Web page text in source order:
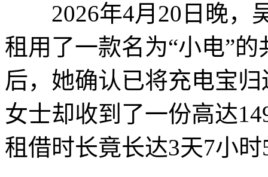
2026年4月20日晚，
租用了一款名为“小电”
后，她确认已将充电宝
女士却收到了一份高达
租借时长竟长达3天7小